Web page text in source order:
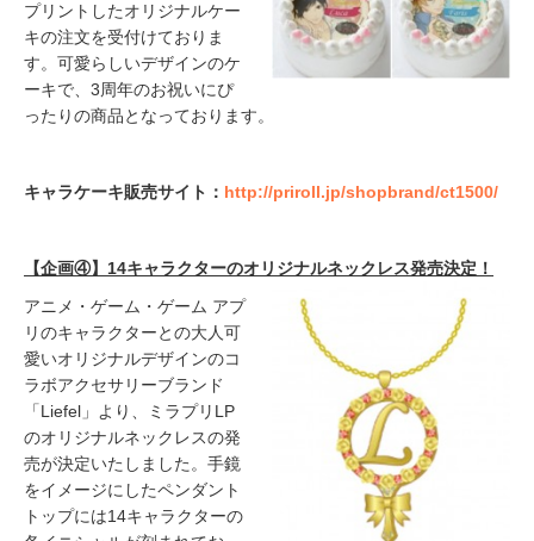
プリントしたオリジナルケー
キの注文を受付けておりま
す。可愛らしいデザインのケ
ーキで、3周年のお祝いにぴ
ったりの商品となっております。
キャラケーキ販売サイト： http://priroll.jp/shopbrand/ct1500/
【企画④】14キャラクターのオリジナルネックレス発売決定！
アニメ・ゲーム・ゲーム アプ
リのキャラクターとの大人可
愛いオリジナルデザインのコ
ラボアクセサリーブランド
「Liefel」より、ミラプリLP
のオリジナルネックレスの発
売が決定いたしました。手鏡
をイメージにしたペンダント
トップには14キャラクターの